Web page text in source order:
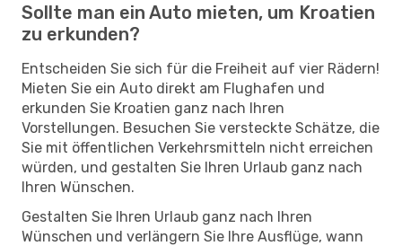
Sollte man ein Auto mieten, um Kroatien
zu erkunden?
Entscheiden Sie sich für die Freiheit auf vier Rädern!
Mieten Sie ein Auto direkt am Flughafen und
erkunden Sie Kroatien ganz nach Ihren
Vorstellungen. Besuchen Sie versteckte Schätze, die
Sie mit öffentlichen Verkehrsmitteln nicht erreichen
würden, und gestalten Sie Ihren Urlaub ganz nach
Ihren Wünschen.
Gestalten Sie Ihren Urlaub ganz nach Ihren
Wünschen und verlängern Sie Ihre Ausflüge, wann